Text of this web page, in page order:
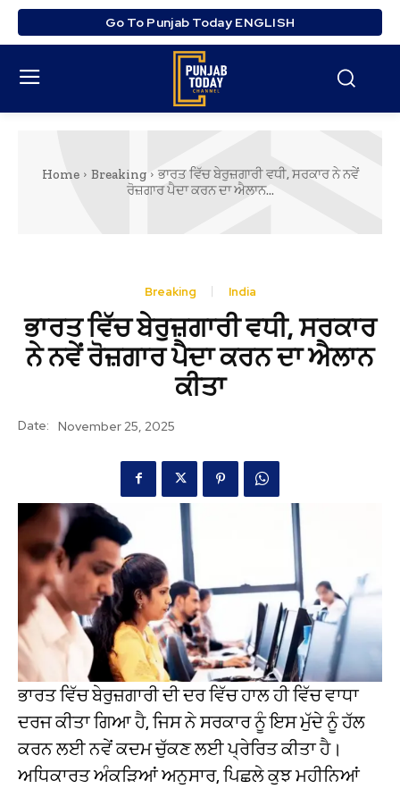
Go To Punjab Today ENGLISH
Home Breaking
ਭਾਰਤ ਵਿੱਚ ਬੇਰੁਜ਼ਗਾਰੀ ਵਧੀ, ਸਰਕਾਰ ਨੇ ਨਵੇਂ
ਰੋਜ਼ਗਾਰ ਪੈਦਾ ਕਰਨ ਦਾ ਐਲਾਨ...
Breaking India
ਭਾਰਤ ਵਿੱਚ ਬੇਰੁਜ਼ਗਾਰੀ ਵਧੀ, ਸਰਕਾਰ
ਨੇ ਨਵੇਂ ਰੋਜ਼ਗਾਰ ਪੈਦਾ ਕਰਨ ਦਾ ਐਲਾਨ
ਕੀਤਾ
Date: November 25, 2025
ਭਾਰਤ ਵਿੱਚ ਬੇਰੁਜ਼ਗਾਰੀ ਦੀ ਦਰ ਵਿੱਚ ਹਾਲ ਹੀ ਵਿੱਚ ਵਾਧਾ
ਦਰਜ ਕੀਤਾ ਗਿਆ ਹੈ, ਜਿਸ ਨੇ ਸਰਕਾਰ ਨੂੰ ਇਸ ਮੁੱਦੇ ਨੂੰ ਹੱਲ
ਕਰਨ ਲਈ ਨਵੇਂ ਕਦਮ ਚੁੱਕਣ ਲਈ ਪ੍ਰੇਰਿਤ ਕੀਤਾ ਹੈ।
ਅਧਿਕਾਰਤ ਅੰਕੜਿਆਂ ਅਨੁਸਾਰ, ਪਿਛਲੇ ਕੁਝ ਮਹੀਨਿਆਂ